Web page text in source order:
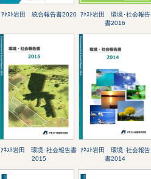
ｱﾈｽﾄ岩田 統合報告書2020 ｱﾈｽﾄ岩田 環境･社会報告
書2016
ｱﾈｽﾄ岩田 環境･社会報告書
2015
ｱﾈｽﾄ岩田 環境･社会報告
書2014